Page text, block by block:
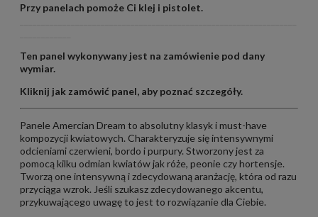
Przy panelach pomoże Ci klej i pistolet.
Ten panel wykonywany jest na zamówienie pod dany
wymiar.
Kliknij jak zamówić panel, aby poznać szczegóły.
Panele Amercian Dream to absolutny klasyk i must-have
kompozycji kwiatowych. Charakteryzuje się intensywnymi
odcieniami czerwieni, bordo i purpury. Stworzony jest za
pomocą kilku odmian kwiatów jak róże, peonie czy hortensje.
Tworzą one intensywną i zdecydowaną aranżację, która od razu
przyciąga wzrok. Jeśli szukasz zdecydowanego akcentu,
przykuwającego uwagę to jest to rozwiązanie dla Ciebie.